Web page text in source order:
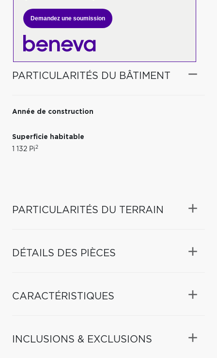
Demandez une soumission
PARTICULARITÉS DU BÂTIMENT
Année de construction
Superficie habitable
1 132 Pi2
PARTICULARITÉS DU TERRAIN
DÉTAILS DES PIÈCES
CARACTÉRISTIQUES
INCLUSIONS & EXCLUSIONS